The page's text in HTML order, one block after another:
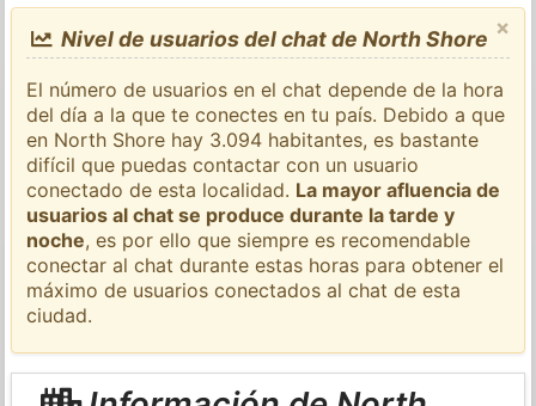
×
Nivel de usuarios del chat de North Shore
El número de usuarios en el chat depende de la hora
del día a la que te conectes en tu país. Debido a que
en North Shore hay 3.094 habitantes, es bastante
difícil que puedas contactar con un usuario
conectado de esta localidad. La mayor afluencia de
usuarios al chat se produce durante la tarde y
noche, es por ello que siempre es recomendable
conectar al chat durante estas horas para obtener el
máximo de usuarios conectados al chat de esta
ciudad.